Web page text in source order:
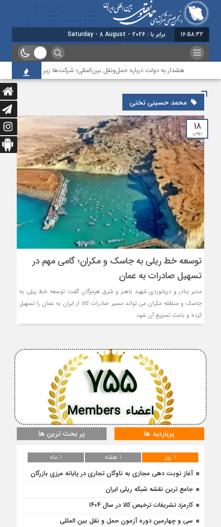
16:58:32 برابر با : Saturday - 8 August - 2026
هشدار به دولت درباره حمل‌ونقل بین‌المللی؛ شرکت‌ها زیر فشار نقدینگی،
محمد حسینی تختی
۱۸
بهمن
توسعه خط ریلی به جاسک و مکران؛ گامی مهم در
تسهیل صادرات به عمان
مدیر بنادر و دریانوردی شهید باهنر و شرق هرمزگان گفت: توسعه خط ریلی به
جاسک و منطقه مکران می تواند مسیر صادرات کالا از ایران به عمان را تسهیل
کرده و باعث تسریع آن شود.
اعضاء Members
755
پربازدید ها پر بحث ترین ها
1 روز 1 هفته
1 ماه
آغاز نوبت دهی مجازی به ناوگان تجاری در پایانه مرزی بازرگان
جامع ترین نقشه شبکه ریلی ایران
کارمزد تشریفات ترخیص کالا در سال ۱۴۰۴
سی و چهارمین دوره آزمون حمل و نقل بین المللی